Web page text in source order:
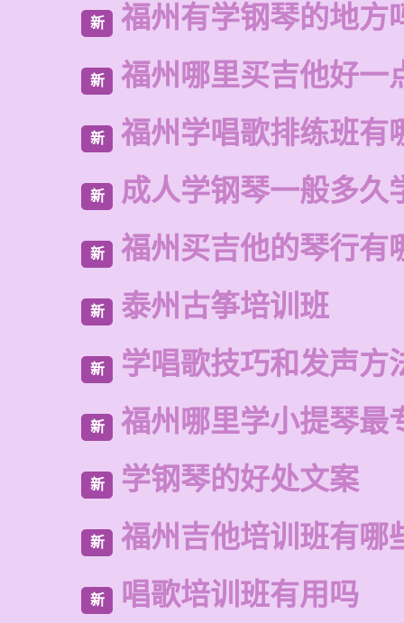
新 福州有学钢琴的地方
新 福州哪里买吉他好一
新 福州学唱歌排练班有
新 成人学钢琴一般多久
新 福州买吉他的琴行有
新 泰州古筝培训班
新 学唱歌技巧和发声方
新 福州哪里学小提琴最
新 学钢琴的好处文案
新 福州吉他培训班有哪
新 唱歌培训班有用吗